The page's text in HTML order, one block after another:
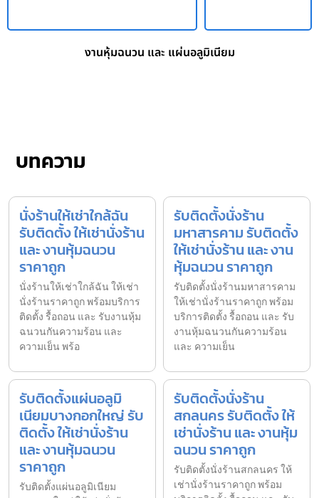
งานหุ้มฉนวน และ แผ่นอลูมิเนียม
บทความ
นั่งร้านให้เช่าใกล้ฉัน
รับติดตั้ง ให้เช่านั่งร้าน
และ งานหุ้มฉนวน
ราคาถูก
นั่งร้านให้เช่าใกล้ฉัน ให้เช่า
นั่งร้านราคาถูก พร้อมบริการ
ติดตั้ง รื้อถอน และ รับงานหุ้ม
ฉนวนกันความร้อน และ
ความเย็น พร้อ
รับติดตั้งนั่งร้าน
มหาสารคาม รับติดตั้ง
ให้เช่านั่งร้าน และ งาน
หุ้มฉนวน ราคาถูก
รับติดตั้งนั่งร้านมหาสารคาม
ให้เช่านั่งร้านราคาถูก พร้อม
บริการติดตั้ง รื้อถอน และ รับ
งานหุ้มฉนวนกันความร้อน
และ ความเย็น
รับติดตั้งแผ่นอลูมิ
เนียมบางกอกใหญ่ รับ
ติดตั้ง ให้เช่านั่งร้าน
และ งานหุ้มฉนวน
ราคาถูก
รับติดตั้งแผ่นอลูมิเนียม
รับติดตั้งนั่งร้าน
สกลนคร รับติดตั้ง ให้
เช่านั่งร้าน และ งานหุ้ม
ฉนวน ราคาถูก
รับติดตั้งนั่งร้านสกลนคร ให้
เช่านั่งร้านราคาถูก พร้อม